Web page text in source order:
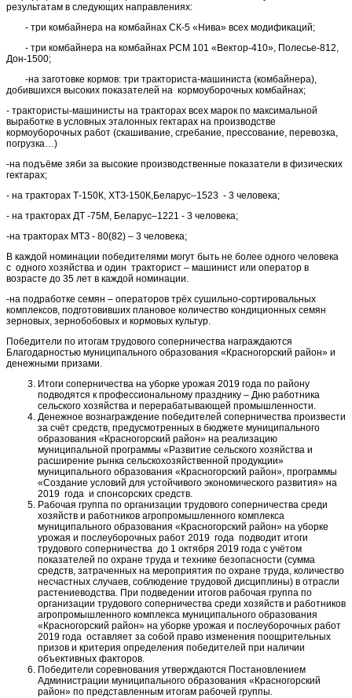
результатам в следующих направлениях:
- три комбайнера на комбайнах СК-5 «Нива» всех модификаций;
- три комбайнера на комбайнах РСМ 101 «Вектор-410», Полесье-812,
Дон-1500;
-на заготовке кормов: три тракториста-машиниста (комбайнера),
добившихся высоких показателей на кормоуборочных комбайнах;
- трактористы-машинисты на тракторах всех марок по максимальной
выработке в условных эталонных гектарах на производстве
кормоуборочных работ (скашивание, сгребание, прессование, перевозка,
погрузка…)
-на подъёме зяби за высокие производственные показатели в физических
гектарах;
- на тракторах Т-150К, ХТЗ-150К,Беларус–1523 - 3 человека;
- на тракторах ДТ -75М, Беларус–1221 - 3 человека;
-на тракторах МТЗ - 80(82) – 3 человека;
В каждой номинации победителями могут быть не более одного человека
с одного хозяйства и один тракторист – машинист или оператор в
возрасте до 35 лет в каждой номинации.
-на подработке семян – операторов трёх сушильно-сортировальных
комплексов, подготовивших плановое количество кондиционных семян
зерновых, зернобобовых и кормовых культур.
Победители по итогам трудового соперничества награждаются
Благодарностью муниципального образования «Красногорский район» и
денежными призами.
Итоги соперничества на уборке урожая 2019 года по району
подводятся к профессиональному празднику – Дню работника
сельского хозяйства и перерабатывающей промышленности.
Денежное вознаграждение победителей соперничества произвести
за счёт средств, предусмотренных в бюджете муниципального
образования «Красногорский район» на реализацию
муниципальной программы «Развитие сельского хозяйства и
расширение рынка сельскохозяйственной продукции»
муниципального образования «Красногорский район», программы
«Создание условий для устойчивого экономического развития» на
2019 года и спонсорских средств.
Рабочая группа по организации трудового соперничества среди
хозяйств и работников агропромышленного комплекса
муниципального образования «Красногорский район» на уборке
урожая и послеуборочных работ 2019 года подводит итоги
трудового соперничества до 1 октября 2019 года с учётом
показателей по охране труда и технике безопасности (сумма
средств, затраченных на мероприятия по охране труда, количество
несчастных случаев, соблюдение трудовой дисциплины) в отрасли
растениеводства. При подведении итогов рабочая группа по
организации трудового соперничества среди хозяйств и работников
агропромышленного комплекса муниципального образования
«Красногорский район» на уборке урожая и послеуборочных работ
2019 года оставляет за собой право изменения поощрительных
призов и критерия определения победителей при наличии
объективных факторов.
Победители соревнования утверждаются Постановлением
Администрации муниципального образования «Красногорский
район» по представленным итогам рабочей группы.